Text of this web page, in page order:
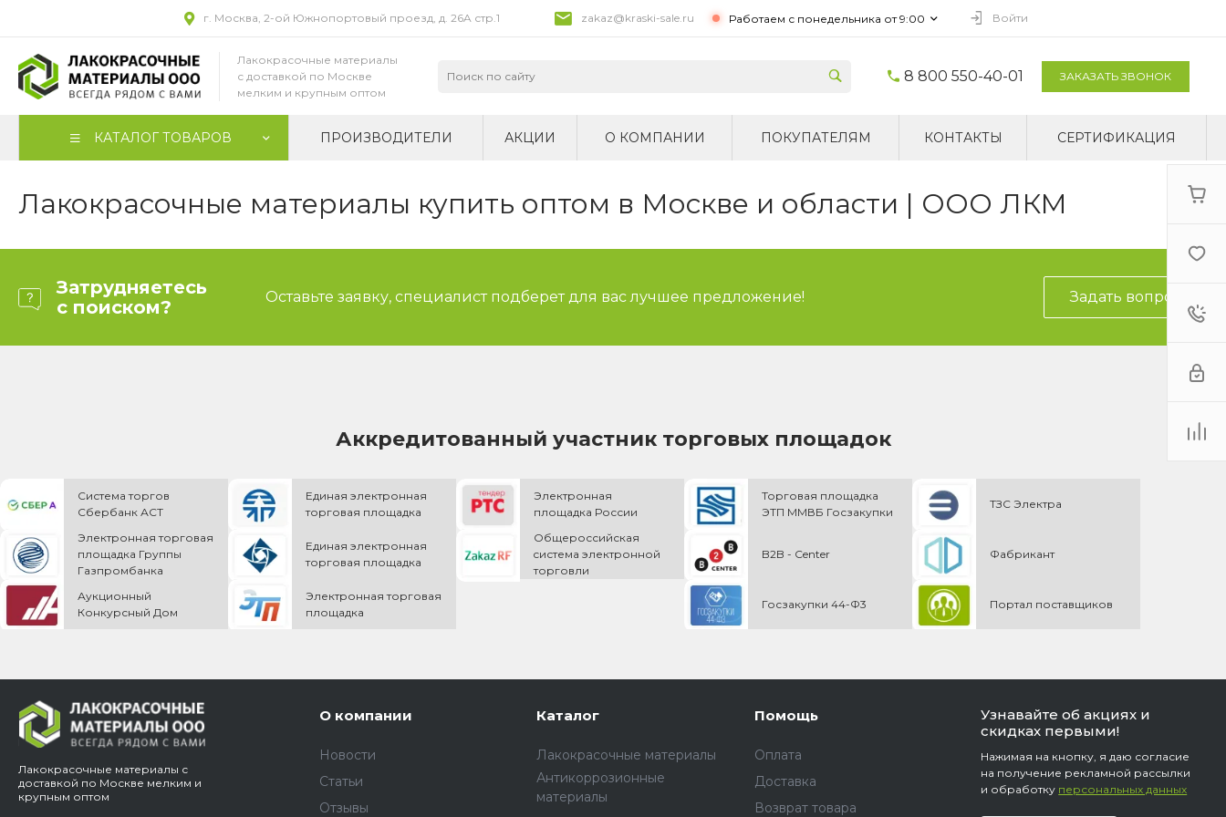
г. Москва, 2-ой Южнопортовый проезд, д. 26A стр.1 zakaz@kraski-sale.ru Работаем с понедельника от 9:00 Войти
Лакокрасочные материалы
с доставкой по Москве
мелким и крупным оптом
8 800 550-40-01 ЗАКАЗАТЬ ЗВОНОК
КАТАЛОГ ТОВАРОВ ПРОИЗВОДИТЕЛИ АКЦИИ О КОМПАНИИ ПОКУПАТЕЛЯМ КОНТАКТЫ СЕРТИФИКАЦИЯ
Лакокрасочные материалы купить оптом в Москве и области | ООО ЛКМ
Затрудняетесь
с поиском?
Оставьте заявку, специалист подберет для вас лучшее предложение! Задать вопрос
Аккредитованный участник торговых площадок
Система торгов
Сбербанк АСТ
Единая электронная
торговая площадка
Электронная
площадка России
Торговая площадка
ЭТП ММВБ Госзакупки
ТЗС Электра
Электронная торговая
площадка Группы
Газпромбанка
Единая электронная
торговая площадка
Общероссийская
cистема электронной
торговли
B2B - Center Фабрикант
Аукционный
Конкурсный Дом
Электронная торговая
площадка
Госзакупки 44-Ф3 Портал поставщиков
Лакокрасочные материалы с
доставкой по Москве мелким и
крупным оптом
О компании
Новости
Статьи
Отзывы
Каталог
Лакокрасочные материалы
Антикоррозионные
материалы
Помощь
Оплата
Доставка
Возврат товара
Узнавайте об акциях и
скидках первыми!
Нажимая на кнопку, я даю согласие
на получение рекламной рассылки
и обработку персональных данных